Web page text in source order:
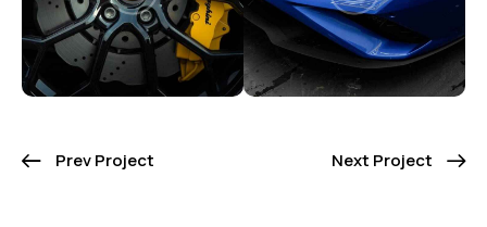
Prev Project Next Project